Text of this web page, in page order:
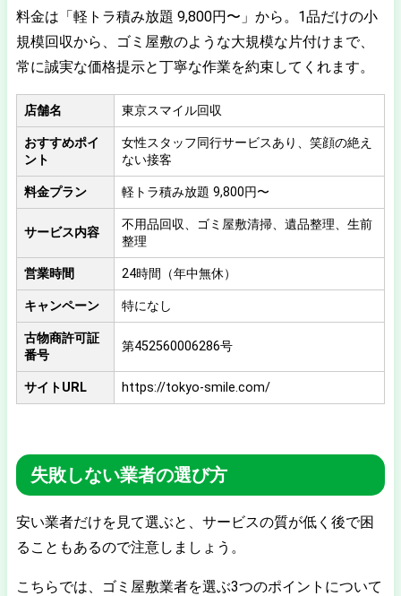
料金は「軽トラ積み放題 9,800円〜」から。1品だけの小
規模回収から、ゴミ屋敷のような大規模な片付けまで、
常に誠実な価格提示と丁寧な作業を約束してくれます。
店舗名 東京スマイル回収
おすすめポイ
ント
女性スタッフ同行サービスあり、笑顔の絶え
ない接客
料金プラン 軽トラ積み放題 9,800円〜
サービス内容
不用品回収、ゴミ屋敷清掃、遺品整理、生前
整理
営業時間 24時間（年中無休）
キャンペーン 特になし
古物商許可証
番号
第452560006286号
サイトURL https://tokyo-smile.com/
失敗しない業者の選び方
安い業者だけを見て選ぶと、サービスの質が低く後で困
ることもあるので注意しましょう。
こちらでは、ゴミ屋敷業者を選ぶ3つのポイントについて